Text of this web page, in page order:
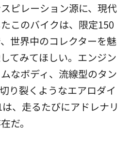
ピレーション源に、現代
このバイクは、限定150
世界中のコレクターを魅
てみてほしい。エンジン
なボディ、流線型のタン
り裂くようなエアロダイ
、走るたびにアドレナリ
だ。